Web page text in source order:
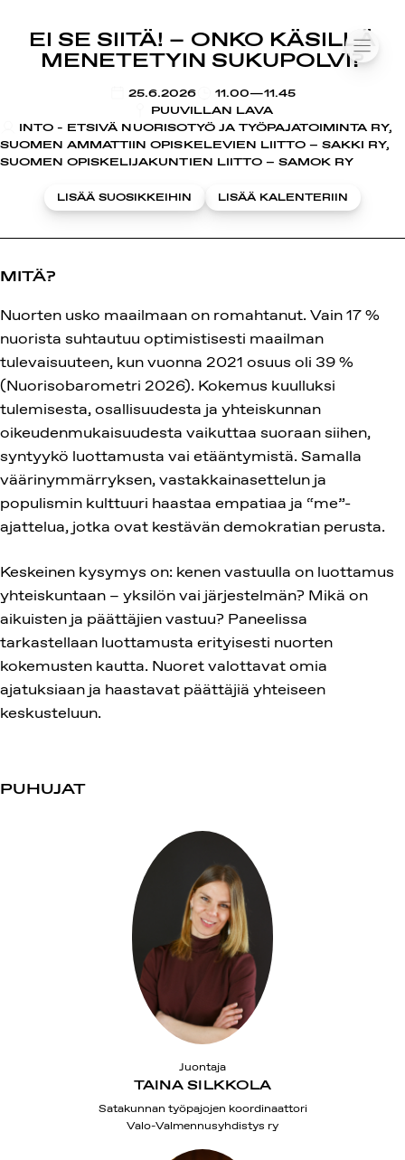
Siirry
sisältöön
SUOMIAREENA
EI SE SIITÄ! – ONKO KÄSILLÄ
MENETETYIN SUKUPOLVI?
25.6.2026
KLO
11.00—11.45
PUUVILLAN LAVA
INTO - ETSIVÄ NUORISOTYÖ JA TYÖPAJATOIMINTA RY,
SUOMEN AMMATTIIN OPISKELEVIEN LIITTO – SAKKI RY,
SUOMEN OPISKELIJAKUNTIEN LIITTO – SAMOK RY
LISÄÄ SUOSIKKEIHIN LISÄÄ KALENTERIIN
MITÄ?
Nuorten usko maailmaan on romahtanut. Vain 17 %
nuorista suhtautuu optimistisesti maailman
tulevaisuuteen, kun vuonna 2021 osuus oli 39 %
(Nuorisobarometri 2026). Kokemus kuulluksi
tulemisesta, osallisuudesta ja yhteiskunnan
oikeudenmukaisuudesta vaikuttaa suoraan siihen,
syntyykö luottamusta vai etääntymistä. Samalla
väärinymmärryksen, vastakkainasettelun ja
populismin kulttuuri haastaa empatiaa ja “me”-
ajattelua, jotka ovat kestävän demokratian perusta.
Keskeinen kysymys on: kenen vastuulla on luottamus
yhteiskuntaan – yksilön vai järjestelmän? Mikä on
aikuisten ja päättäjien vastuu? Paneelissa
tarkastellaan luottamusta erityisesti nuorten
kokemusten kautta. Nuoret valottavat omia
ajatuksiaan ja haastavat päättäjiä yhteiseen
keskusteluun.
PUHUJAT
TAINA SILKKOLA
Juontaja
Satakunnan työpajojen koordinaattori
Valo-Valmennusyhdistys ry